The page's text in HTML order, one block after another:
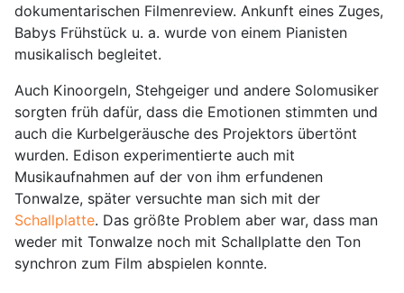
dokumentarischen Filmenreview. Ankunft eines Zuges,
Babys Frühstück u. a. wurde von einem Pianisten
musikalisch begleitet.
Auch Kinoorgeln, Stehgeiger und andere Solomusiker
sorgten früh dafür, dass die Emotionen stimmten und
auch die Kurbelgeräusche des Projektors übertönt
wurden. Edison experimentierte auch mit
Musikaufnahmen auf der von ihm erfundenen
Tonwalze, später versuchte man sich mit der
Schallplatte. Das größte Problem aber war, dass man
weder mit Tonwalze noch mit Schallplatte den Ton
synchron zum Film abspielen konnte.